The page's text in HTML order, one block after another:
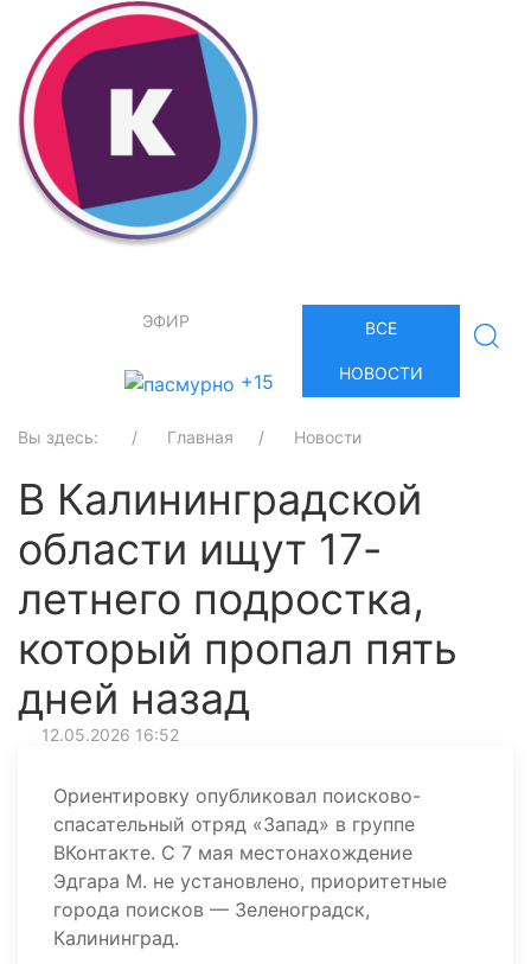
ЭФИР
+15
ВСЕ
НОВОСТИ
Вы здесь: Главная Новости
В Калининградской
области ищут 17-
летнего подростка,
который пропал пять
дней назад
12.05.2026 16:52
Ориентировку опубликовал поисково-
спасательный отряд «Запад» в группе
ВКонтакте. С 7 мая местонахождение
Эдгара М. не установлено, приоритетные
города поисков — Зеленоградск,
Калининград.